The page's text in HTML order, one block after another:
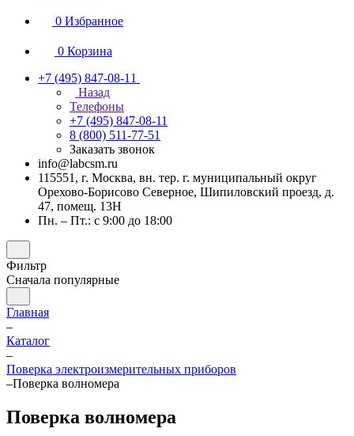
0 Избранное
0 Корзина
+7 (495) 847-08-11
Назад
Телефоны
+7 (495) 847-08-11
8 (800) 511-77-51
Заказать звонок
info@labcsm.ru
115551, г. Москва, вн. тер. г. муниципальный округ
Орехово-Борисово Северное, Шипиловский проезд, д.
47, помещ. 13Н
Пн. – Пт.: с 9:00 до 18:00
Фильтр
Сначала популярные
Главная
–
Каталог
–
Поверка электроизмерительных приборов
–Поверка волномера
Поверка волномера